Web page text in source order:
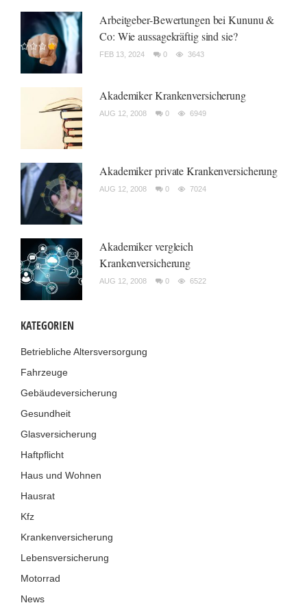
Arbeitgeber-Bewertungen bei Kununu &
Co: Wie aussagekräftig sind sie?
FEB 13, 2024 0 3643
Akademiker Krankenversicherung
AUG 12, 2008 0 6949
Akademiker private Krankenversicherung
AUG 12, 2008 0 7024
Akademiker vergleich
Krankenversicherung
AUG 12, 2008 0 6522
KATEGORIEN
Betriebliche Altersversorgung
Fahrzeuge
Gebäudeversicherung
Gesundheit
Glasversicherung
Haftpflicht
Haus und Wohnen
Hausrat
Kfz
Krankenversicherung
Lebensversicherung
Motorrad
News